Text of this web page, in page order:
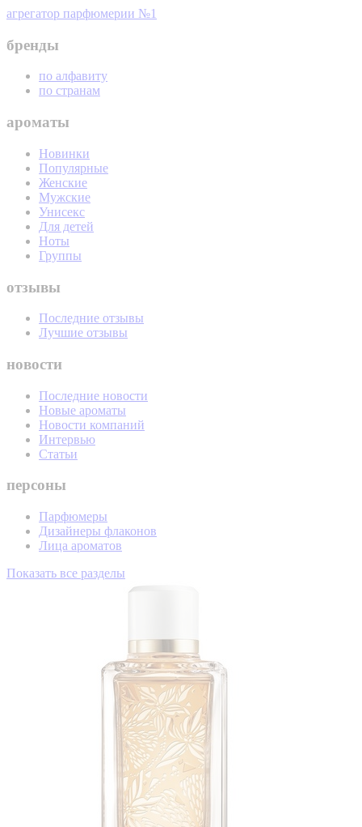
агрегатор парфюмерии №1
бренды
по алфавиту
по странам
ароматы
Новинки
Популярные
Женские
Мужские
Унисекс
Для детей
Ноты
Группы
отзывы
Последние отзывы
Лучшие отзывы
новости
Последние новости
Новые ароматы
Новости компаний
Интервью
Статьи
персоны
Парфюмеры
Дизайнеры флаконов
Лица ароматов
Показать все разделы